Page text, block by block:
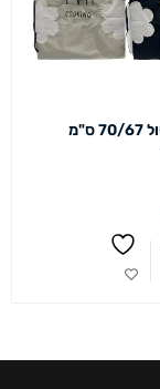
סינר לבישול 70/67 ס"מ